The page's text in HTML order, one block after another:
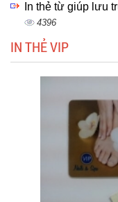
In thẻ từ giúp lưu
4396
IN THẺ VIP